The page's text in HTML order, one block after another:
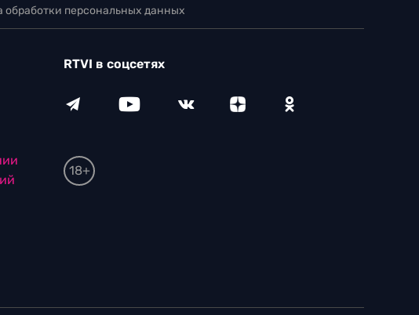
обработки персональных данных
RTVI в соцсетях
18+